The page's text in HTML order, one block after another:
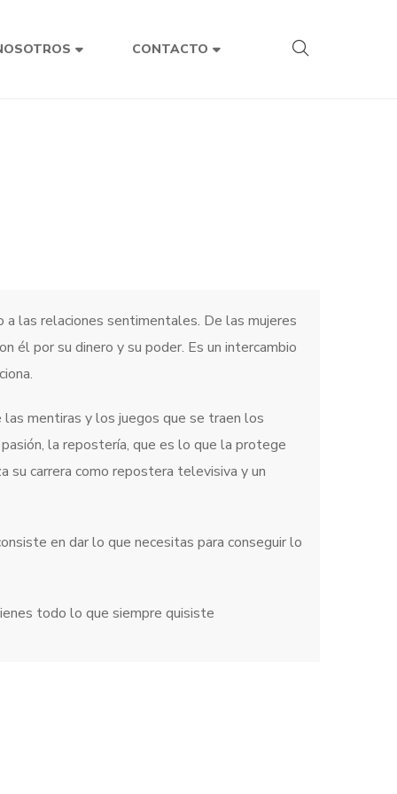
CONTACTO
a las relaciones sentimentales. De las mujeres
él por su dinero y su poder. Es un intercambio
mentiras y los juegos que se traen los
la repostería, que es lo que la protege
su carrera como repostera televisiva y un
en dar lo que necesitas para conseguir lo
todo lo que siempre quisiste